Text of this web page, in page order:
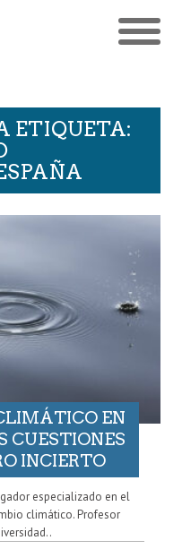
ETIQUETA:
EN
CUESTIONES
INCIERTO
especializado en el
climático. Profesor